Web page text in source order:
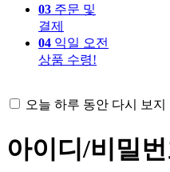
03 주문 및
결제
04 익일 오전
상품 수령!
오늘 하루 동안 다시 보지
아이디/비밀